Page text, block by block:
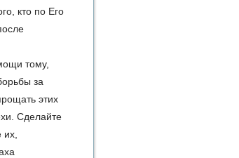
кто по Его
тому,
за
этих
Сделайте